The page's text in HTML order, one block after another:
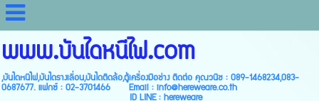
www.บันไดหนีไฟ.com
,บันไดหนีไฟ,บันไดรางเลื่อน,บันไดติดล้อ,ตู้เครื่องมือช่าง ติดต่อ คุณวนิช : 089-1468234,083-
0687677. แฟกซ์ : 02-3701466 Email : info@hereweare.co.th
ID LINE : hereweare